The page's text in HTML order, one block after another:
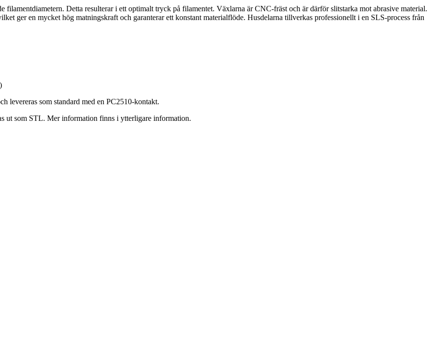
filamentdiametern. Detta resulterar i ett optimalt tryck på filamentet. Växlarna är CNC-fräst och är därför slitstarka mot abrasive material.
ger en mycket hög matningskraft och garanterar ett konstant materialflöde. Husdelarna tillverkas professionellt i en SLS-process från
levereras som standard med en PC2510-kontakt.
ut som STL. Mer information finns i ytterligare information.